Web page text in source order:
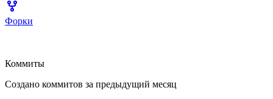
Форки
Коммиты
Создано коммитов за предыдущий месяц